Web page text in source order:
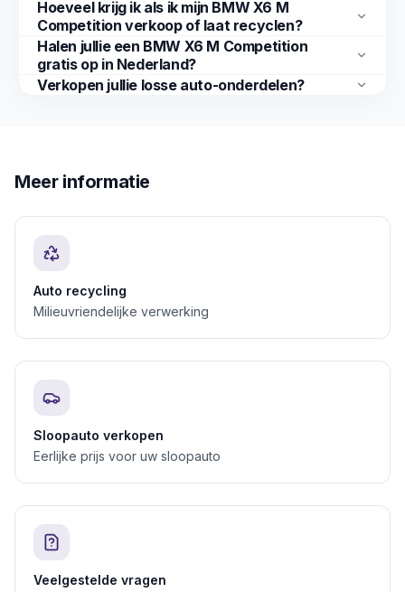
Hoeveel krijg ik als ik mijn BMW X6 M
Competition verkoop of laat recyclen?
Halen jullie een BMW X6 M Competition
gratis op in Nederland?
Verkopen jullie losse auto-onderdelen?
Meer informatie
Auto recycling
Milieuvriendelijke verwerking
Sloopauto verkopen
Eerlijke prijs voor uw sloopauto
Veelgestelde vragen